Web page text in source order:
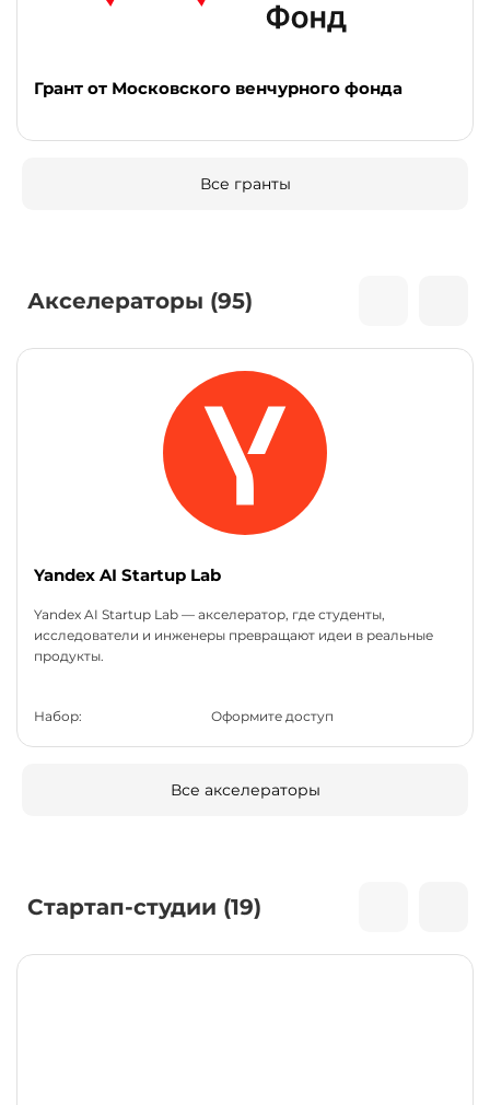
Грант от Московского венчурного фонда
Все гранты
Акселераторы (95)
Yandex AI Startup Lab
Yandex AI Startup Lab — акселератор, где студенты,
исследователи и инженеры превращают идеи в реальные
продукты.
Набор: Оформите доступ
Все акселераторы
Стартап-студии (19)